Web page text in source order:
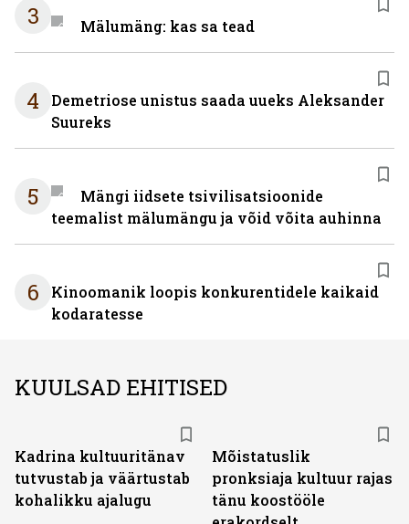
3 Mälumäng: kas sa tead
4
Demetriose unistus saada uueks Aleksander
Suureks
5
Mängi iidsete tsivilisatsioonide
teemalist mälumängu ja võid võita auhinna
6
Kinoomanik loopis konkurentidele kaikaid
kodaratesse
KUULSAD EHITISED
Kadrina kultuuritänav
tutvustab ja väärtustab
kohalikku ajalugu
Mõistatuslik
pronksiaja kultuur rajas
tänu koostööle